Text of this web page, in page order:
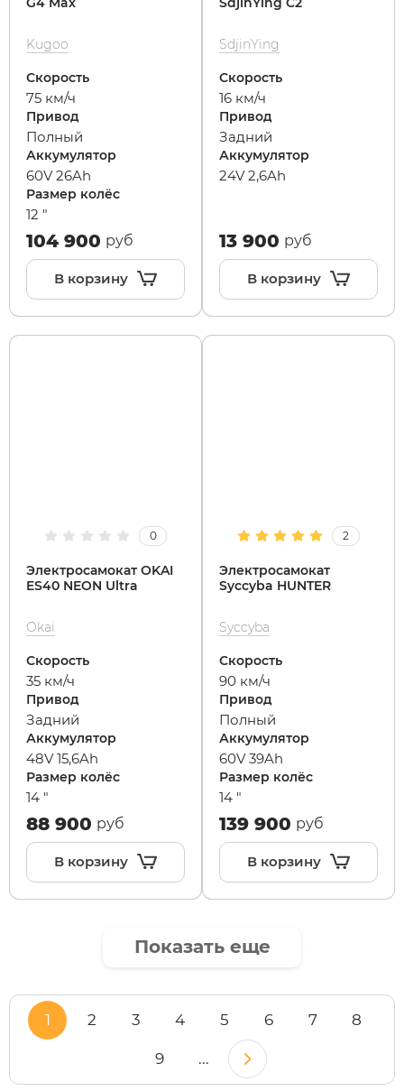
Kugoo
Скорость
75 км/ч
Привод
Полный
Аккумулятор
60V 26Ah
Размер колёс
12 "
104 900 руб
В корзину
SdjinYing
Скорость
16 км/ч
Привод
Задний
Аккумулятор
24V 2,6Ah
13 900 руб
В корзину
0
Электросамокат OKAI
ES40 NEON Ultra
Okai
Скорость
35 км/ч
Привод
Задний
Аккумулятор
48V 15,6Ah
Размер колёс
14 "
88 900 руб
В корзину
2
Электросамокат
Syccyba HUNTER
Syccyba
Скорость
90 км/ч
Привод
Полный
Аккумулятор
60V 39Ah
Размер колёс
14 "
139 900 руб
В корзину
Показать еще
1 2 3 4 5 6 7 8
9 ...